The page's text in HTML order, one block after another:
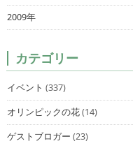
2009年
カテゴリー
イベント (337)
オリンピックの花(14)
ゲストブロガー (23)